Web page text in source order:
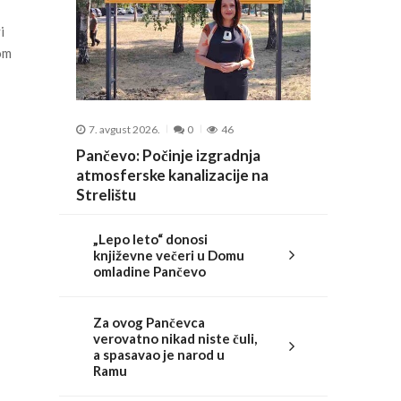
7. avgust 2026. 0 46
Pančevo: Počinje izgradnja
atmosferske kanalizacije na
Strelištu
„Lepo leto“ donosi
književne večeri u Domu
omladine Pančevo
Za ovog Pančevca
verovatno nikad niste čuli,
a spasavao je narod u
Ramu